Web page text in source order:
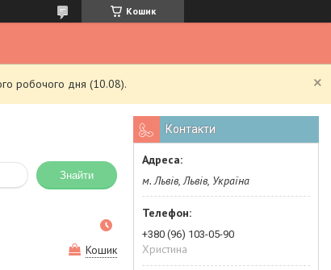
Кошик
робочого дня (10.08).
Знайти
Кошик
Контакти
м. Львів, Львів, Україна
+380 (96) 103-05-90
Христина